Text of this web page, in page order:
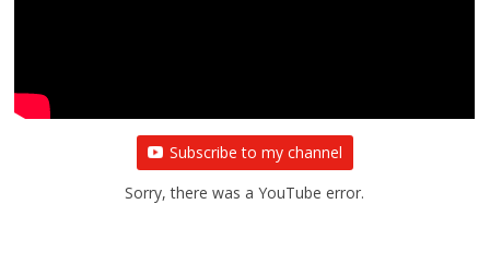
Subscribe to my channel
Sorry, there was a YouTube error.